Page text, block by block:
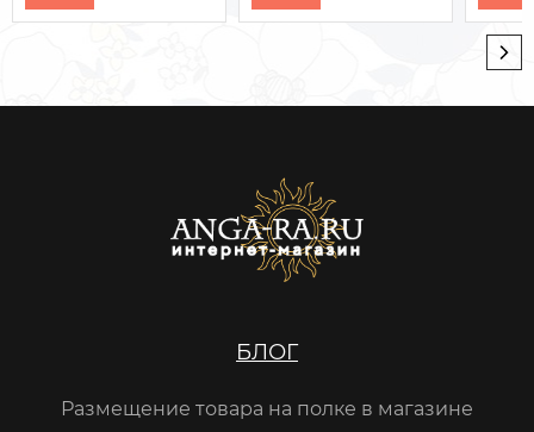
БЛОГ
Размещение товара на полке в магазине